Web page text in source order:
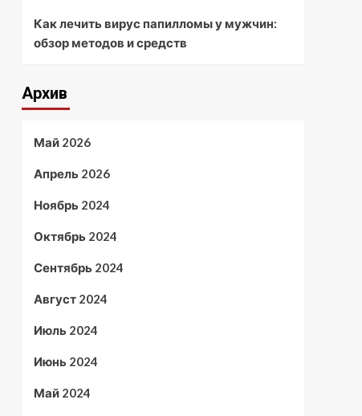
Как лечить вирус папилломы у мужчин:
обзор методов и средств
Архив
Май 2026
Апрель 2026
Ноябрь 2024
Октябрь 2024
Сентябрь 2024
Август 2024
Июль 2024
Июнь 2024
Май 2024